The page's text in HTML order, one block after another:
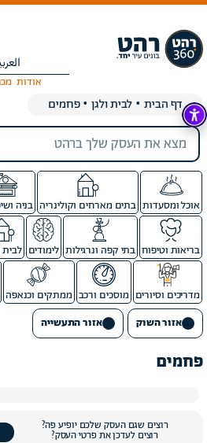
אודות
דף הבית• לבית ולגן•פחמים
אוכל ומסעדות בתים מארחים וקולינריה בניה
בריאות וטיפוח בתי קפה ונרגילות לימודים לבית
מדריכים וסיורים מוסכים ורכב ממתקים וכנאפה
אזור השוק
אזור התעשייה
פחמים
רוצים שגם העסק שלכם יופיע פה?
רוצים לעדכן את פרטי העסק?